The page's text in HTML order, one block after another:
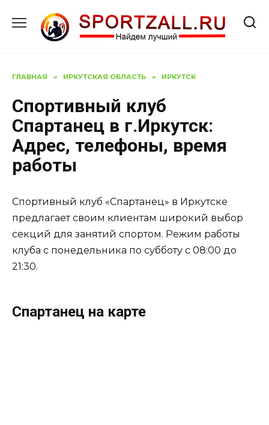
содержанию
ГЛАВНАЯ » ИРКУТСКАЯ ОБЛАСТЬ » ИРКУТСК
Спортивный клуб
Спартанец в г.Иркутск:
Адрес, телефоны, время
работы
Спортивный клуб «Спартанец» в Иркутске
предлагает своим клиентам широкий выбор
секций для занятий спортом. Режим работы
клуба с понедельника по субботу с 08:00 до
21:30.
Спартанец на карте